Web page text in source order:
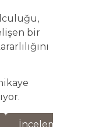
bir
İnceleme